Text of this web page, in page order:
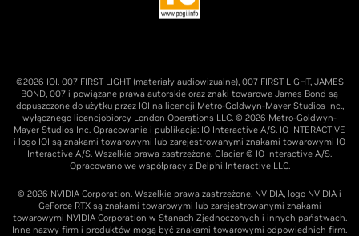
©2026 IOI. 007 FIRST LIGHT (materiały audiowizualne), 007 FIRST LIGHT, JAMES
BOND, 007 i powiązane prawa autorskie oraz znaki towarowe James Bond są
dopuszczone do użytku przez IOI na licencji Metro-Goldwyn-Mayer Studios Inc.,
wyłącznego licencjobiorcy London Operations LLC. © 2026 Metro-Goldwyn-
Mayer Studios Inc. Opracowanie i publikacja: IO Interactive A/S. IO INTERACTIVE
i logo IOI są znakami towarowymi lub zarejestrowanymi znakami towarowymi IO
Interactive A/S. Wszelkie prawa zastrzeżone. Glacier © IO Interactive A/S.
Opracowano we współpracy z Delphi Interactive LLC.
© 2026 NVIDIA Corporation. Wszelkie prawa zastrzeżone. NVIDIA, logo NVIDIA i
GeForce RTX są znakami towarowymi lub zarejestrowanymi znakami
towarowymi NVIDIA Corporation w Stanach Zjednoczonych i innych państwach.
Inne nazwy firm i produktów mogą być znakami towarowymi odpowiednich firm.